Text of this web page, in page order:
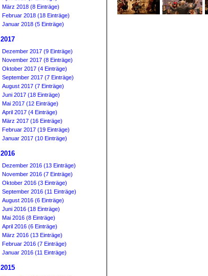
März 2018 (8 Einträge)
Februar 2018 (18 Einträge)
Januar 2018 (5 Einträge)
2017
Dezember 2017 (9 Einträge)
November 2017 (8 Einträge)
Oktober 2017 (4 Einträge)
September 2017 (7 Einträge)
August 2017 (7 Einträge)
Juni 2017 (18 Einträge)
Mai 2017 (12 Einträge)
April 2017 (4 Einträge)
März 2017 (16 Einträge)
Februar 2017 (19 Einträge)
Januar 2017 (10 Einträge)
2016
Dezember 2016 (13 Einträge)
November 2016 (7 Einträge)
Oktober 2016 (3 Einträge)
September 2016 (11 Einträge)
August 2016 (6 Einträge)
Juni 2016 (18 Einträge)
Mai 2016 (8 Einträge)
April 2016 (6 Einträge)
März 2016 (13 Einträge)
Februar 2016 (7 Einträge)
Januar 2016 (11 Einträge)
2015